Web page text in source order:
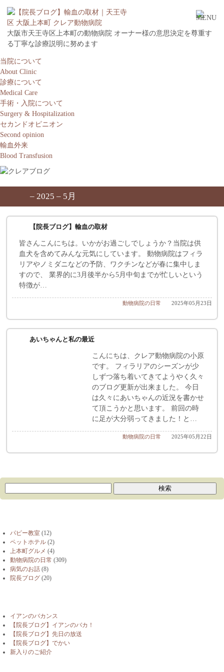
大阪市天王寺区上本町の動物病院 オーナー様の意思決定を尊重す
る丁寧な診療説明に努めます
当院について
About Clinic
診療について
Medical Care
手術・入院について
Surgery & Hospitalization
セカンドオピニオン
Second opinion
輸血外来
Blood Transfusion
– 2025 – 5月
【院長ブログ】輸血の取材
皆さんこんにちは。いかがお過ごしでしょうか？当院は供
血犬を含めてみんな元気にしています。 動物病院はフィラ
リアやノミダニなどの予防、ワクチンなどが春に集中しま
すので、 業界的に3月後半から5月中旬までが忙しいという
特徴が…
2025年05月23日
動物病院の日常
あいちゃんと私の最近
こんにちは、クレア動物病院の小原
です。 フィラリアのシーズンが少
しずつ落ち着いてきてようやく久々
のブログ更新が出来ました。 今日
は久々にあいちゃんの近況を書かせ
て頂こうかと思います。 前回の時
に足が大分弱ってきました！と…
2025年05月22日
動物病院の日常
パピー教室 (12)
ペットホテル (2)
上本町グルメ (4)
動物病院の日常 (309)
病気のお話 (8)
院長ブログ (20)
イアンのバカンス
【院長ブログ】イアンのバカ！
【院長ブログ】先日の放送
【院長ブログ】でかい
新入りのご紹介